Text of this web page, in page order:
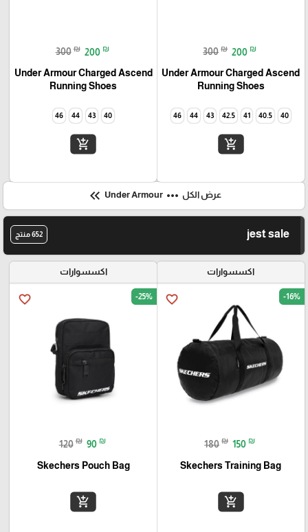
300 ₪ 200 ₪
Under Armour Charged Ascend
Running Shoes
40
40.5
41
42.5
43
44
46
add_shopping_cart
300 ₪ 200 ₪
Under Armour Charged Ascend
Running Shoes
40
43
44
46
add_shopping_cart
عرض الكل more_horiz
keyboard_double_arrow_left
jest sale 652 منتج
اكسسوارات
favorite_border -16%
180 ₪ 150 ₪
Skechers Training Bag
add_shopping_cart
اكسسوارات
favorite_border -25%
120 ₪ 90 ₪
Skechers Pouch Bag
add_shopping_cart